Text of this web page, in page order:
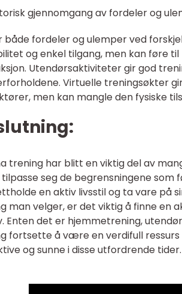
gjennomgang av fordeler og
både fordeler og ulemper ved
og enkel tilgang, men kan føre
Utendørsaktiviteter gir god
Virtuelle treningsøkter
men kan mangle den fysiske
trening har blitt en viktig del av
tilpasse seg de begrensningene
en aktiv livsstil og ta vare på
man velger, er det viktig å finne en
Enten det er hjemmetrening,
fortsette å være en verdifull
og sunne i disse utfordrende tider.